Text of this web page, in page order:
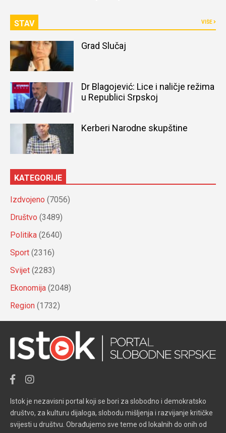
STAV VIŠE
Grad Slučaj
Dr Blagojević: Lice i naličje režima
u Republici Srpskoj
Kerberi Narodne skupštine
KATEGORIJE
Izdvojeno (7056)
Društvo (3489)
Politika (2640)
Sport (2316)
Svijet (2283)
Ekonomija (2048)
Region (1732)
Istok je nezavisni portal koji se bori za slobodno i demokratsko
društvo, za kulturu dijaloga, slobodu mišljenja i razvijanje kritičke
svijesti u društvu. Obrađujemo sve teme od lokalnih do onih od